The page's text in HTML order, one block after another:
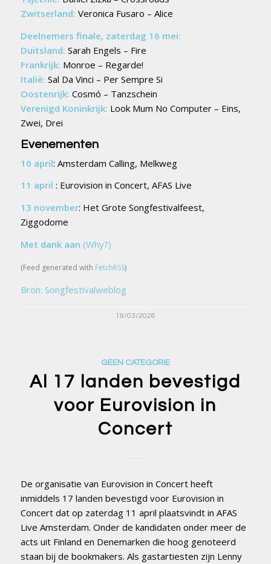
Zwitserland: Veronica Fusaro – Alice
Deelnemers finale, zaterdag 16 mei:
Duitsland: Sarah Engels – Fire
Frankrijk: Monroe – Regarde!
Italië: Sal Da Vinci – Per Sempre Si
Oostenrijk: Cosmó – Tanzschein
Verenigd Koninkrijk: Look Mum No Computer – Eins,
Zwei, Drei
Evenementen
10 april: Amsterdam Calling, Melkweg
11 april : Eurovision in Concert, AFAS Live
13 november: Het Grote Songfestivalfeest,
Ziggodome
Met dank aan (Why?)
(Feed generated with FetchRSS)
Bron: Songfestivalweblog
19/03/2026
GEEN CATEGORIE
Al 17 landen bevestigd
voor Eurovision in
Concert
De organisatie van Eurovision in Concert heeft
inmiddels 17 landen bevestigd voor Eurovision in
Concert dat op zaterdag 11 april plaatsvindt in AFAS
Live Amsterdam. Onder de kandidaten onder meer de
acts uit Finland en Denemarken die hoog genoteerd
staan bij de bookmakers. Als gastartiesten zijn Lenny